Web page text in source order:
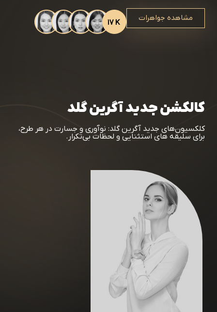
مشاهده جواهرات
کالکشن جدید آگرین گلد
کلکسیون‌های جدید آگرین‌ گلد: نوآوری و جسارت در هر طرح،
برای سلیقه‌ های استثنایی و لحظات بی‌تکرار.